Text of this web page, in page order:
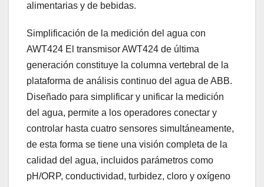
alimentarias y de bebidas.
Simplificación de la medición del agua con
AWT424 El transmisor AWT424 de última
generación constituye la columna vertebral de la
plataforma de análisis continuo del agua de ABB.
Diseñado para simplificar y unificar la medición
del agua, permite a los operadores conectar y
controlar hasta cuatro sensores simultáneamente,
de esta forma se tiene una visión completa de la
calidad del agua, incluidos parámetros como
pH/ORP, conductividad, turbidez, cloro y oxígeno